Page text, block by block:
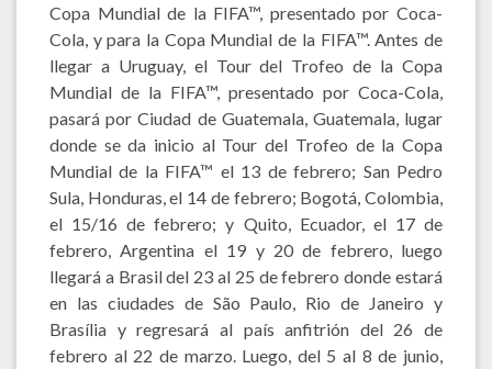
Copa Mundial de la FIFA™, presentado por Coca-
Cola, y para la Copa Mundial de la FIFA™. Antes de
llegar a Uruguay, el Tour del Trofeo de la Copa
Mundial de la FIFA™, presentado por Coca-Cola,
pasará por Ciudad de Guatemala, Guatemala, lugar
donde se da inicio al Tour del Trofeo de la Copa
Mundial de la FIFA™ el 13 de febrero; San Pedro
Sula, Honduras, el 14 de febrero; Bogotá, Colombia,
el 15/16 de febrero; y Quito, Ecuador, el 17 de
febrero, Argentina el 19 y 20 de febrero, luego
llegará a Brasil del 23 al 25 de febrero donde estará
en las ciudades de São Paulo, Rio de Janeiro y
Brasília y regresará al país anfitrión del 26 de
febrero al 22 de marzo. Luego, del 5 al 8 de junio,